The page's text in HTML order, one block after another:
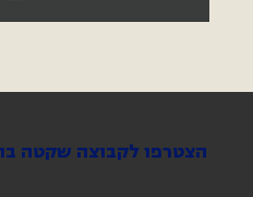
הצטרפו לקבוצה שקטה